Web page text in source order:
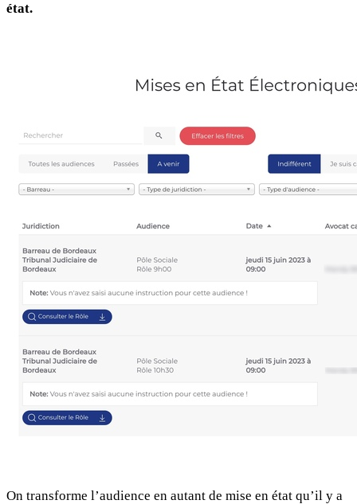
état.
On transforme l’audience en autant de mise en état qu’il y a